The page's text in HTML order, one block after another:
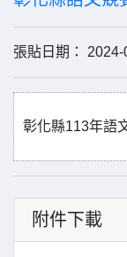
張貼日期：
彰化縣113年語
附件下載